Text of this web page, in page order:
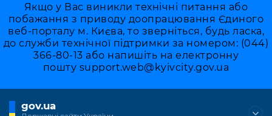
Якщо у Вас виникли технічні питання або
побажання з приводу доопрацювання Єдиного
веб-порталу м. Києва, то зверніться, будь ласка,
до служби технічної підтримки за номером: (044)
366-80-13 або напишіть на електронну
пошту support.web@kyivcity.gov.ua
gov.ua